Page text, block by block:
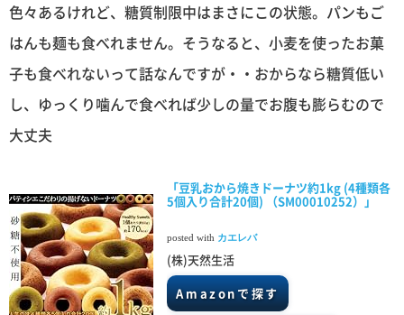
色々あるけれど、糖質制限中はまさにこの状態。パンもご
はんも麺も食べれません。そうなると、小麦を使ったお菓
子も食べれないって話なんですが・・おからなら糖質低い
し、ゆっくり噛んで食べれば少しの量でお腹も膨らむので
大丈夫
「豆乳おから焼きドーナツ約1kg (4種類各
5個入り合計20個) （SM00010252）」
posted with カエレバ
(株)天然生活
Amazonで探す